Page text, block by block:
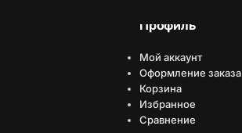
Профиль
Мой аккаунт
Оформление заказа
Корзина
Избранное
Сравнение